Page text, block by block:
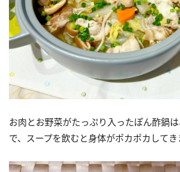
お肉とお野菜がたっぷり入ったぽん酢鍋
で、スープを飲むと身体がポカポカしてき